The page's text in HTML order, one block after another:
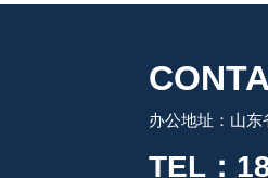
办公地址：山东
TEL：